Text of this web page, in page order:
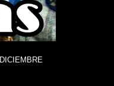
DICIEMBRE